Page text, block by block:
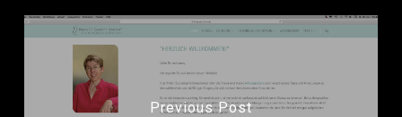
Previous Post